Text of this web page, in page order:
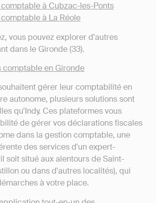
à Cubzac-les-Ponts
à La Réole
vous pouvez explorer d'autres
dans le Gironde (33).
comptable en Gironde
gérer leur comptabilité en
autonome, plusieurs solutions sont
qu'Indy. Ces plateformes vous
de gérer vos déclarations fiscales
dans la gestion comptable, une
des services d'un expert-
soit situé aux alentours de Saint-
ou dans d'autres localités), qui
à votre place.